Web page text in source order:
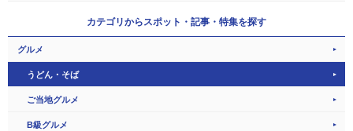
カテゴリからスポット・記事・特集を探す
グルメ
うどん・そば
ご当地グルメ
B級グルメ